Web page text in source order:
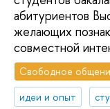
абитуриентов
желающих
совместной
Свободное
идеи и опыт